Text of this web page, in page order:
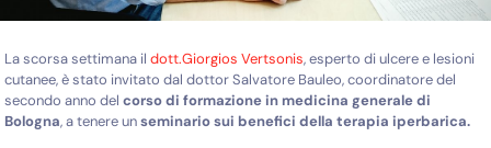
La scorsa settimana ildott.Giorgios Vertsonis, esperto di ulcere e lesioni
cutanee, è stato invitato dal dottor Salvatore Bauleo, coordinatore del
secondo anno delcorso di formazione in medicina generale di
Bologna, a tenere unseminario sui benefici della terapia iperbarica.